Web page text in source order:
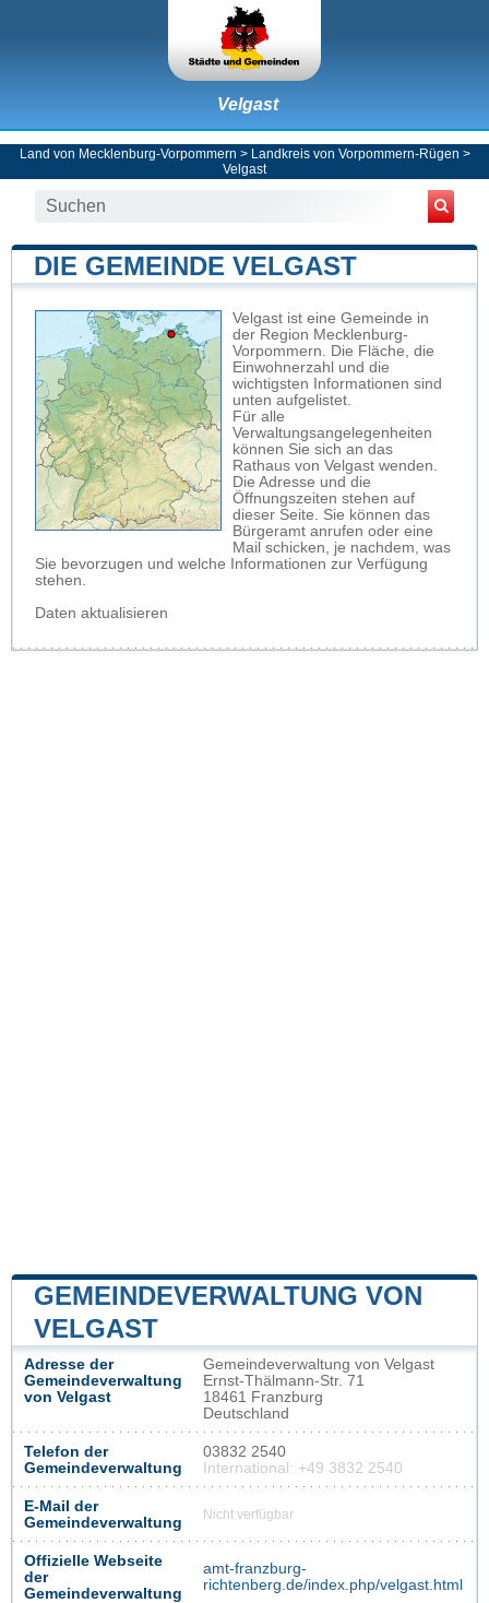
Velgast
Land von Mecklenburg-Vorpommern > Landkreis von Vorpommern-Rügen >
Velgast
DIE GEMEINDE VELGAST
Velgast ist eine Gemeinde in
der Region Mecklenburg-
Vorpommern. Die Fläche, die
Einwohnerzahl und die
wichtigsten Informationen sind
unten aufgelistet.
Für alle
Verwaltungsangelegenheiten
können Sie sich an das
Rathaus von Velgast wenden.
Die Adresse und die
Öffnungszeiten stehen auf
dieser Seite. Sie können das
Bürgeramt anrufen oder eine
Mail schicken, je nachdem, was
Sie bevorzugen und welche Informationen zur Verfügung
stehen.
Daten aktualisieren
GEMEINDEVERWALTUNG VON
VELGAST
Adresse der
Gemeindeverwaltung
von Velgast
Gemeindeverwaltung von Velgast
Ernst-Thälmann-Str. 71
18461 Franzburg
Deutschland
Telefon der
Gemeindeverwaltung
03832 2540
International: +49 3832 2540
E-Mail der
Gemeindeverwaltung
Nicht verfügbar
Offizielle Webseite
der
Gemeindeverwaltung
amt-franzburg-
richtenberg.de/index.php/velgast.html